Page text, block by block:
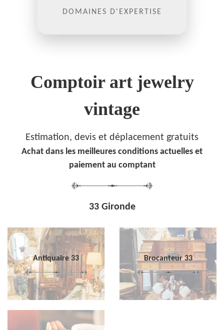
DOMAINES D'EXPERTISE
Comptoir art jewelry
vintage
Estimation, devis et déplacement gratuits
Achat dans les meilleures conditions actuelles et
paiement au comptant
33 Gironde
Antiquaire 33 Brocanteur 33